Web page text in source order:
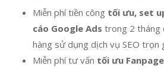
Miễn phí tiền công tối ưu, set
cáo Google Ads trong 2 tháng
hàng sử dụng dịch vụ SEO trọn
Miễn phí tư vấn tối ưu